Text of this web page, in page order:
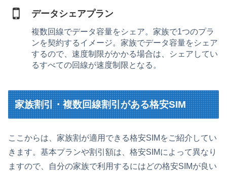
データシェアプラン
複数回線でデータ容量をシェア。家族で1つのプラ
ンを契約するイメージ。家族でデータ容量をシェア
するので、速度制限がかかる場合は、シェアしてい
るすべての回線が速度制限となる。
家族割引・複数回線割引がある格安SIM
ここからは、家族割が適用できる格安SIMをご紹介してい
きます。基本プランや割引額は、格安SIMによって異なり
ますので、自分の家族で利用するにはどの格安SIMが良い